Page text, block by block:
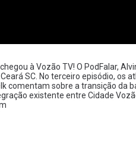
à Vozão TV! O PodFalar,
SC. No terceiro episódio, os
comentam sobre a transição da
existente entre Cidade